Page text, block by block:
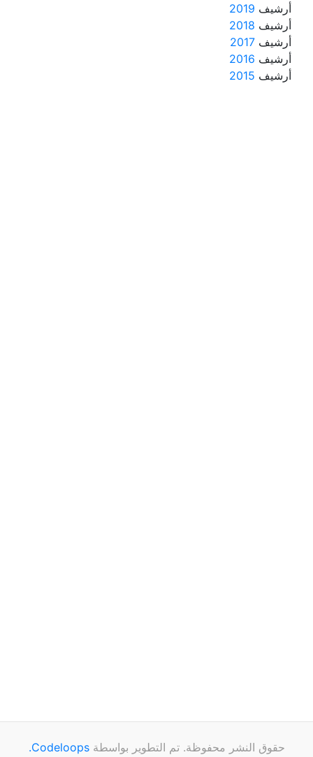
أرشيف 2019
أرشيف 2018
أرشيف 2017
أرشيف 2016
أرشيف 2015
حقوق النشر محفوظة. تم التطوير بواسطةCodeloops.